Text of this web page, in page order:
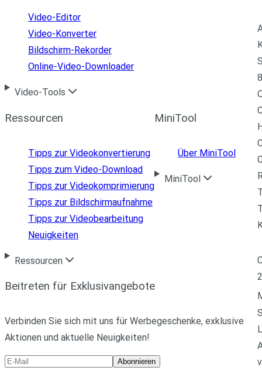
Video-Editor
Video-Konverter
Bildschirm-Rekorder
Online-Video-Downloader
Video-Tools
Ressourcen
Tipps zur Videokonvertierung
Tipps zum Video-Download
Tipps zur Videokomprimierung
Tipps zur Bildschirmaufnahme
Tipps zur Videobearbeitung
Neuigkeiten
Ressourcen
MiniTool
Über MiniTool
MiniTool
Beitreten für Exklusivangebote
Verbinden Sie sich mit uns für Werbegeschenke, exklusive
Aktionen und aktuelle Neuigkeiten!
Abonnieren